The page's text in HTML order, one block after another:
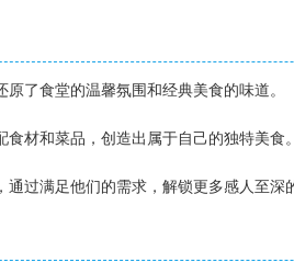
了食堂的温馨氛围和经典美食的味道。
材和菜品，创造出属于自己的独特美食。
过满足他们的需求，解锁更多感人至深